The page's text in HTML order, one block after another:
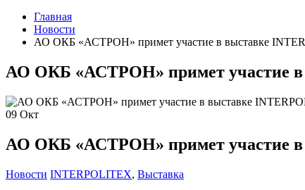
Главная
Новости
АО ОКБ «АСТРОН» примет участие в выставке
АО ОКБ «АСТРОН» примет участие в
09 Окт
АО ОКБ «АСТРОН» примет участие в
Новости INTERPOLITEX, Выставка